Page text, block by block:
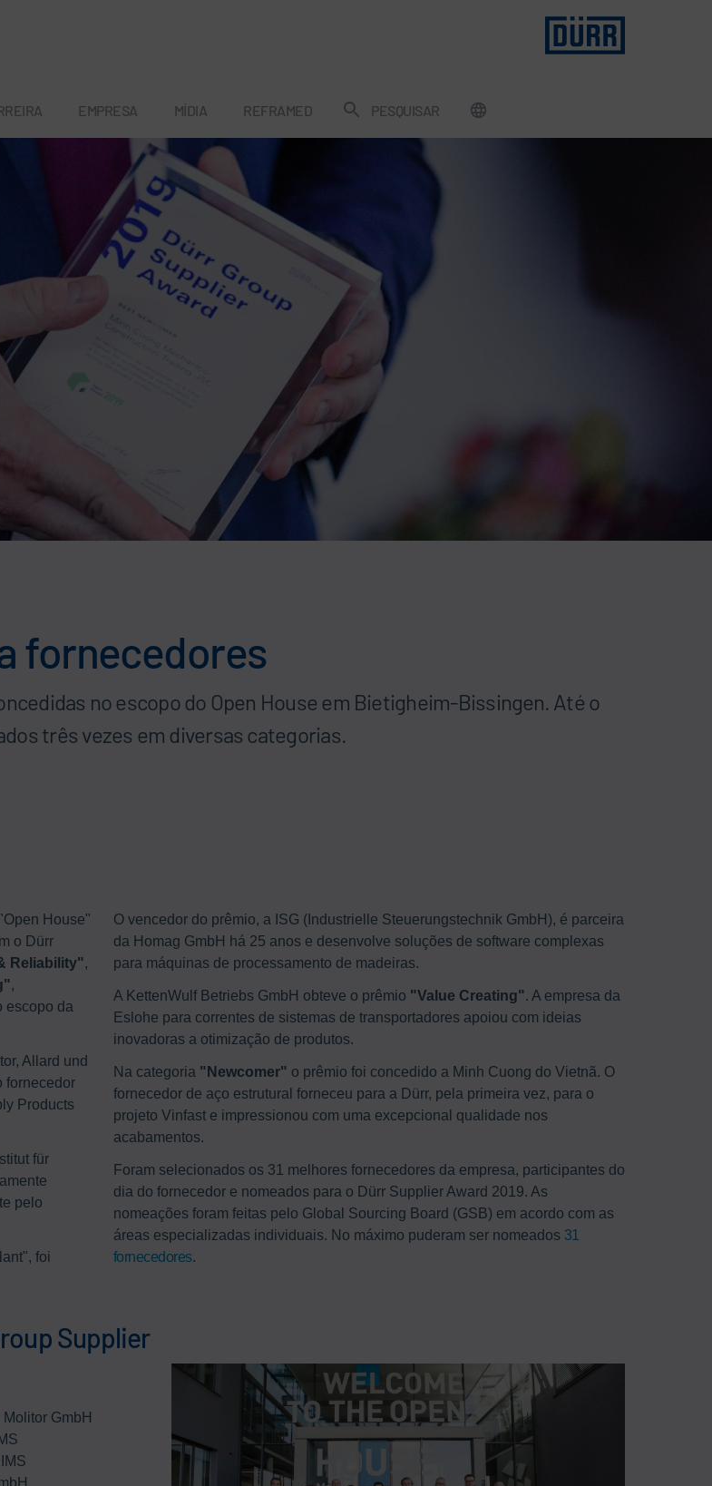
EMPRESA MÍDIA REFRAMED PESQUISAR
fornecedores
no escopo do Open House em Bietigheim-Bissingen. Até o
três vezes em diversas categorias.
House"
o Dürr
Reliability",
,
escopo da
Allard und
fornecedor
Products
für
pelo
foi
O vencedor do prêmio, a ISG (Industrielle Steuerungstechnik GmbH), é parceira
da Homag GmbH há 25 anos e desenvolve soluções de software complexas
para máquinas de processamento de madeiras.
A KettenWulf Betriebs GmbH obteve o prêmio "Value Creating". A empresa da
Eslohe para correntes de sistemas de transportadores apoiou com ideias
inovadoras a otimização de produtos.
Na categoria "Newcomer" o prêmio foi concedido a Minh Cuong do Vietnã. O
fornecedor de aço estrutural forneceu para a Dürr, pela primeira vez, para o
projeto Vinfast e impressionou com uma excepcional qualidade nos
acabamentos.
Foram selecionados os 31 melhores fornecedores da empresa, participantes do
dia do fornecedor e nomeados para o Dürr Supplier Award 2019. As
nomeações foram feitas pelo Global Sourcing Board (GSB) em acordo com as
áreas especializadas individuais. No máximo puderam ser nomeados 31
fornecedores.
Supplier
GmbH